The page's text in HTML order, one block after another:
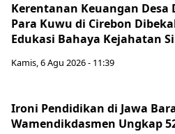
Kerentanan Keuangan Desa
Para Kuwu di Cirebon
Edukasi Bahaya Kejahatan
Kamis, 6 Agu 2026 - 11:39
Ironi Pendidikan di Jawa
Wamendikdasmen Ungkap